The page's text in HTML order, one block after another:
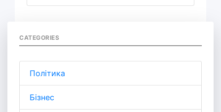
CATEGORIES
Політика
Бізнес